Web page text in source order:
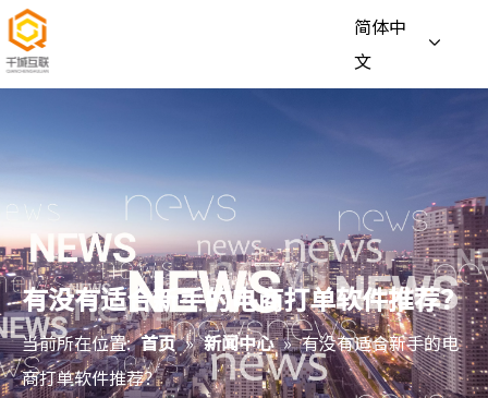
简体中
文
有没有适合新手的电商打单软件推荐？
当前所在位置: 首页 » 新闻中心 » 有没有适合新手的电
商打单软件推荐？